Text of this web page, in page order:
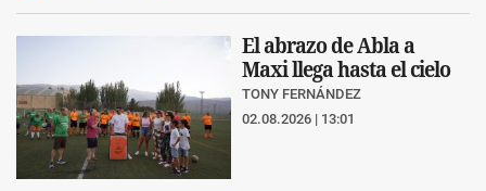
El abrazo de Abla a
Maxi llega hasta el cielo
TONY FERNÁNDEZ
02.08.2026 | 13:01